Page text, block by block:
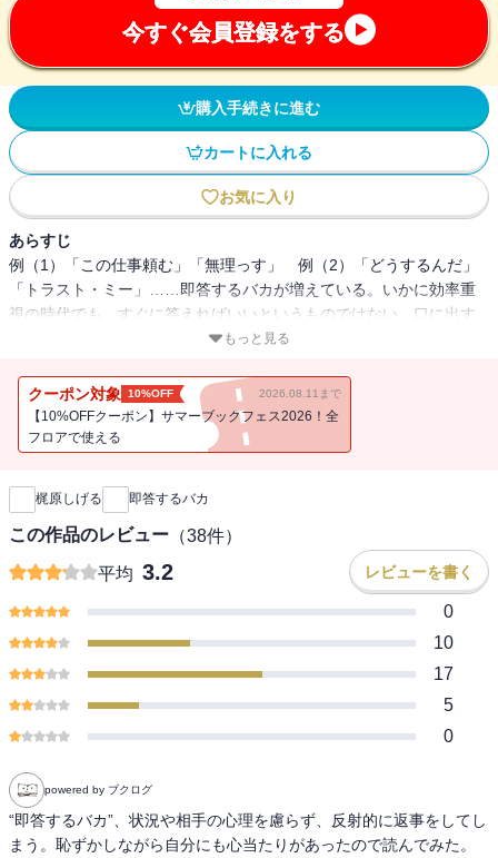
今すぐ会員登録をする
購入手続きに進む
カートに入れる
お気に入り
あらすじ
例（1）「この仕事頼む」「無理っす」 例（2）「どうするんだ」
「トラスト・ミー」……即答するバカが増えている。いかに効率重
視の時代でも、すぐに答えればいいというものではない。口に出す
前のちょっとした工夫で、あなたの言葉は「すごい力」を発揮する
が、いまどきの「口のきき方」を総点検。一読爽快、溜飲を下げつ
つ、実践的な会話の技術も身につく一冊。
もっと見る
クーポン対象 10%OFF 2026.08.11まで
【10%OFFクーポン】サマーブックフェス2026！全
フロアで使える
新刊通知
梶原しげる 即答するバカ
この作品のレビュー （38件）
平均 3.2 レビューを書く
0
10
17
5
0
powered by ブクログ
“即答するバカ”、状況や相手の心理を慮らず、反射的に返事をしてし
まう。恥ずかしながら自分にも心当たりがあったので読んでみた。